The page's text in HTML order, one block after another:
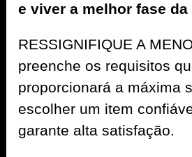
e viver a melhor fase da
RESSIGNIFIQUE A
preenche os requisitos
proporcionará a máxima
escolher um item
garante alta satisfação.